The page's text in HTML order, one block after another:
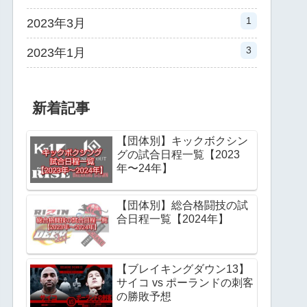
2023年3月 1
2023年1月 3
新着記事
【団体別】キックボクシン
グの試合日程一覧【2023
年〜24年】
【団体別】総合格闘技の試
合日程一覧【2024年】
【ブレイキングダウン13】
サイコ vs ポーランドの刺客
の勝敗予想